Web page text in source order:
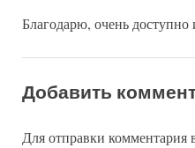
я
з
п
роз”
Благодарю, очень
Добавить
Для отправки комментария